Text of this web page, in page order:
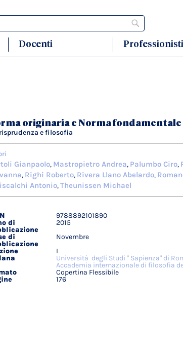
Docenti Professionisti
originaria e Norma fondamentale
e filosofia
Gianpaolo, Mastropietro Andrea, Palumbo Ciro,
, Righi Roberto, Rivera Llano Abelardo,
Antonio,Theunissen Michael
9788892101890
di
2015
di
Novembre
I
Università degli Studi " Sapienza" di
Accademia internazionale di filosofia
Copertina Flessibile
176